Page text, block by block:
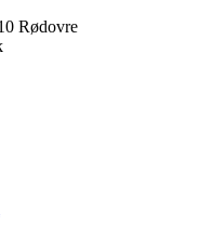
Rødovre